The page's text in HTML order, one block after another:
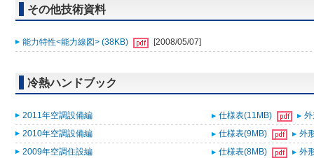
その他技術資料
能力特性<能力線図> (38KB) [2008/05/07]
冷熱ハンドブック
2011年空調設備編 仕様表(11MB)
2010年空調設備編
仕様表(9MB)
外
2009年空調住設編
仕様表(8MB)
外